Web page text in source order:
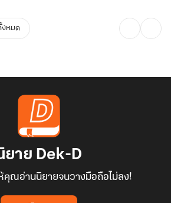
งหมด
ยาย Dek-D
คุณอ่านนิยายจนวางมือถือไม่ลง!